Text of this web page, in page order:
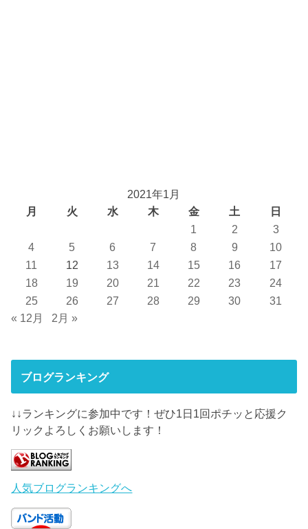
2021年1月
月
火 水 木 金 土
日
1
2
3
4
5 6 7 8 9
10
11
12 13 14 15 16
17
18
19 20 21 22 23
24
25
26 27 28 29 30
31
« 12月
2月 »
ブログランキング
↓↓ランキングに参加中です！ぜひ1日1回ポチッと応援ク
リックよろしくお願いします！
人気ブログランキングへ